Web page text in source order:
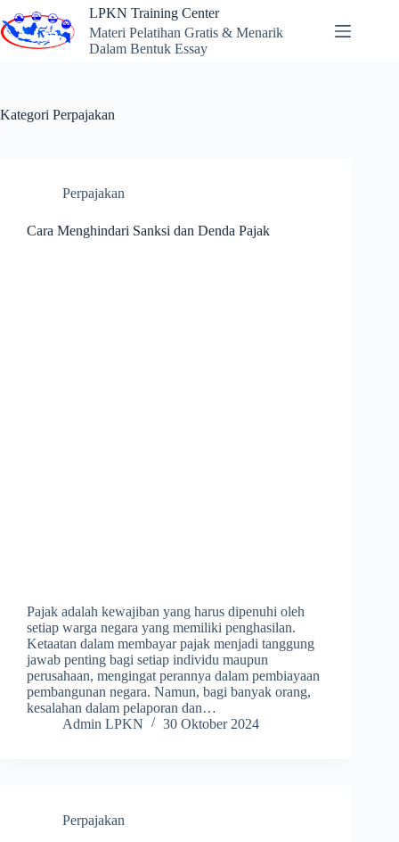
to
content
LPKN Training Center
Materi Pelatihan Gratis & Menarik
Dalam Bentuk Essay
Kategori Perpajakan
Perpajakan
Cara Menghindari Sanksi dan Denda Pajak
Pajak adalah kewajiban yang harus dipenuhi oleh
setiap warga negara yang memiliki penghasilan.
Ketaatan dalam membayar pajak menjadi tanggung
jawab penting bagi setiap individu maupun
perusahaan, mengingat perannya dalam pembiayaan
pembangunan negara. Namun, bagi banyak orang,
kesalahan dalam pelaporan dan…
Admin LPKN
30 Oktober 2024
Perpajakan